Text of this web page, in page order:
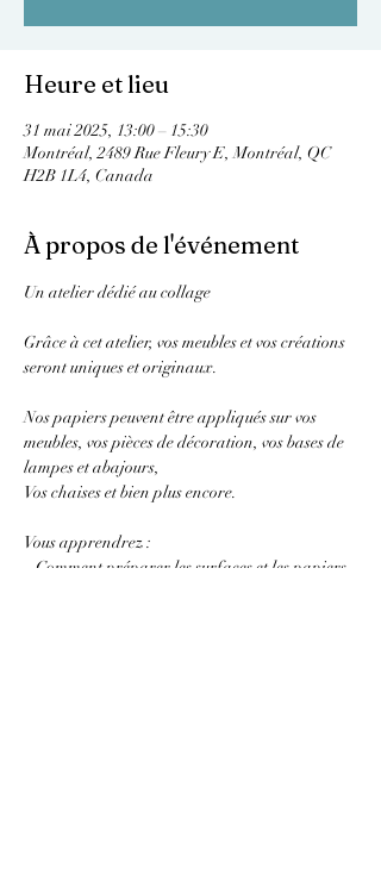
Heure et lieu
31 mai 2025, 13:00 – 15:30
Montréal, 2489 Rue Fleury E, Montréal, QC
H2B 1L4, Canada
À propos de l'événement
Un atelier dédié au collage
Grâce à cet atelier, vos meubles et vos créations
seront uniques et originaux.
Nos papiers peuvent être appliqués sur vos
meubles, vos pièces de décoration, vos bases de
lampes et abajours,
Vos chaises et bien plus encore.
Vous apprendrez :
– Comment préparer les surfaces et les papiers